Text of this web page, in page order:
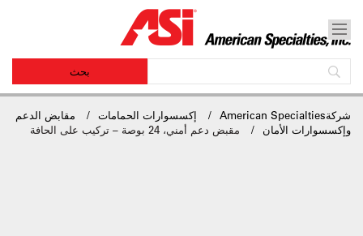
شركةAmerican Specialties إكسسوارات الحمامات
مقابض الدعم
وإكسسوارات الأمان
مقبض دعم أمني، 24 بوصة – تركيب على الحافة